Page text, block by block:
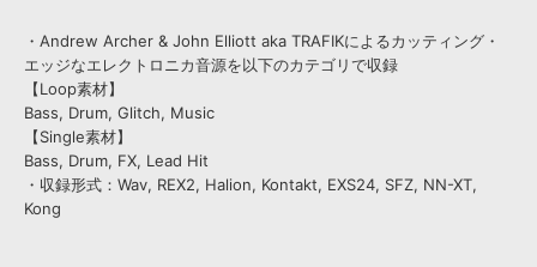
・Andrew Archer & John Elliott aka TRAFIKによるカッティング・
エッジなエレクトロニカ音源を以下のカテゴリで収録
【Loop素材】
Bass, Drum, Glitch, Music
【Single素材】
Bass, Drum, FX, Lead Hit
・収録形式：Wav, REX2, Halion, Kontakt, EXS24, SFZ, NN-XT,
Kong